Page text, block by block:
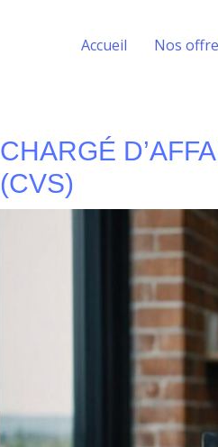
Accueil Nos
CHARGÉ
(CVS)